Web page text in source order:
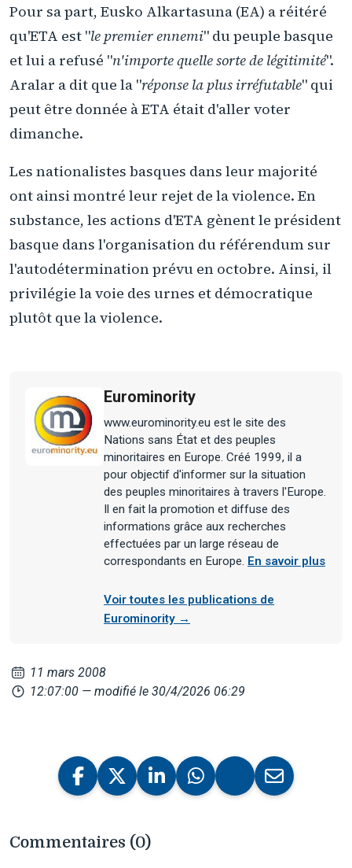
Pour sa part, Eusko Alkartasuna (EA) a réitéré
qu'ETA est "le premier ennemi" du peuple basque
et lui a refusé "n'importe quelle sorte de légitimité".
Aralar a dit que la "réponse la plus irréfutable" qui
peut être donnée à ETA était d'aller voter
dimanche.
Les nationalistes basques dans leur majorité
ont ainsi montré leur rejet de la violence. En
substance, les actions d'ETA gènent le président
basque dans l'organisation du référendum sur
l'autodétermination prévu en octobre. Ainsi, il
privilégie la voie des urnes et démocratique
plutôt que la violence.
Eurominority
www.eurominority.eu est le site des
Nations sans État et des peuples
minoritaires en Europe. Créé 1999, il a
pour objectif d'informer sur la situation
des peuples minoritaires à travers l'Europe.
Il en fait la promotion et diffuse des
informations grâce aux recherches
effectuées par un large réseau de
correspondants en Europe. En savoir plus
Voir toutes les publications de
Eurominority →
11 mars 2008
12:07:00 — modifié le 30/4/2026 06:29
Commentaires (0)